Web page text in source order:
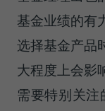
基金业绩的有
选择基金产品
大程度上会影
需要特别关注